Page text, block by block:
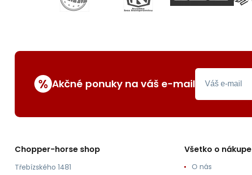
% Akčné ponuky na váš e-mail
Chopper-horse shop
Třebízského 1481
Všetko o nákupe
O nás